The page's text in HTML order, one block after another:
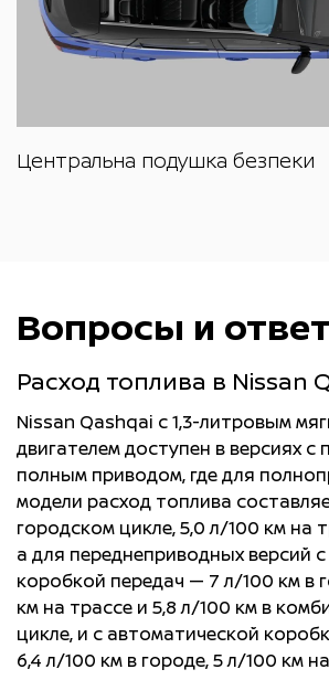
Центральна подушка безпеки
Вопросы и
Расход топлива в Nissan
Nissan Qashqai с 1,3-литровым
двигателем доступен в версиях с
полным приводом, где для
модели расход топлива
городском цикле, 5,0 л/100 км на
а для переднеприводных версий
коробкой передач — 7 л/100 км в
км на трассе и 5,8 л/100 км в
цикле, и с автоматической
6,4 л/100 км в городе, 5 л/100 км